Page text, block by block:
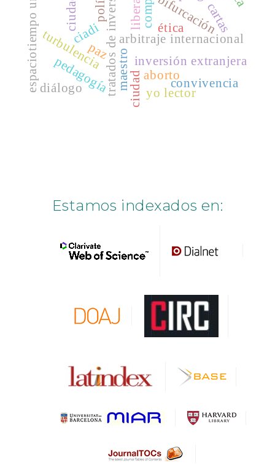
Harvard Library
JournalTOCs
Qualis Capes
OEI
arbitraje internacional
inversión extranjera
ciaditratados de inversión
turbulencia
bifurcación
pedagogía
diálogo maestro
ética
espaciotiempo urbano ciudad aborto
paz
convivencia
yo lector
cartas
Estamos indexados en: